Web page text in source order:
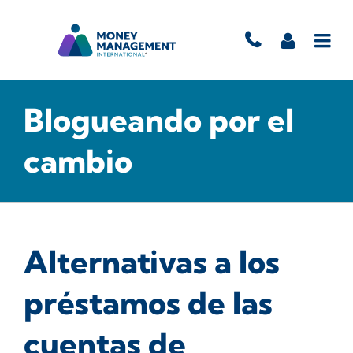
Blogueando por el
cambio
Alternativas a los
préstamos de las
cuentas de